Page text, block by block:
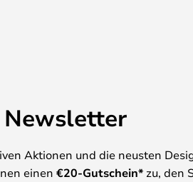
Newsletter
Aktionen und die neusten
einen €20-Gutschein* zu, den